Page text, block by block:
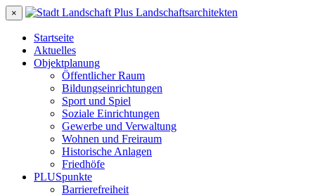
×
Startseite
Aktuelles
Objektplanung
Öffentlicher Raum
Bildungseinrichtungen
Sport und Spiel
Soziale Einrichtungen
Gewerbe und Verwaltung
Wohnen und Freiraum
Historische Anlagen
Friedhöfe
PLUSpunkte
Barrierefreiheit